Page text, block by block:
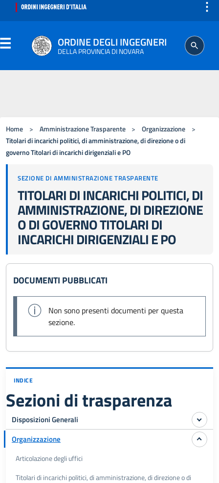
⋮
ORDINE DEGLI INGEGNERI
DELLA PROVINCIA DI NOVARA
ISCRITTO
AGGIORNAMENTO PROFESSIONALE
Home > Amministrazione Trasparente > Organizzazione
>
Titolari di incarichi politici, di amministrazione, di direzione o di
governo Titolari di incarichi dirigenziali e PO
SEZIONE DI AMMINISTRAZIONE TRASPARENTE
TITOLARI DI INCARICHI POLITICI, DI
AMMINISTRAZIONE, DI DIREZIONE
O DI GOVERNO TITOLARI DI
INCARICHI DIRIGENZIALI E PO
DOCUMENTI PUBBLICATI
Non sono presenti documenti per questa
sezione.
INDICE
Sezioni di trasparenza
Disposizioni Generali
Organizzazione
Articolazione degli uffici
Titolari di incarichi politici, di amministrazione, di direzione o di